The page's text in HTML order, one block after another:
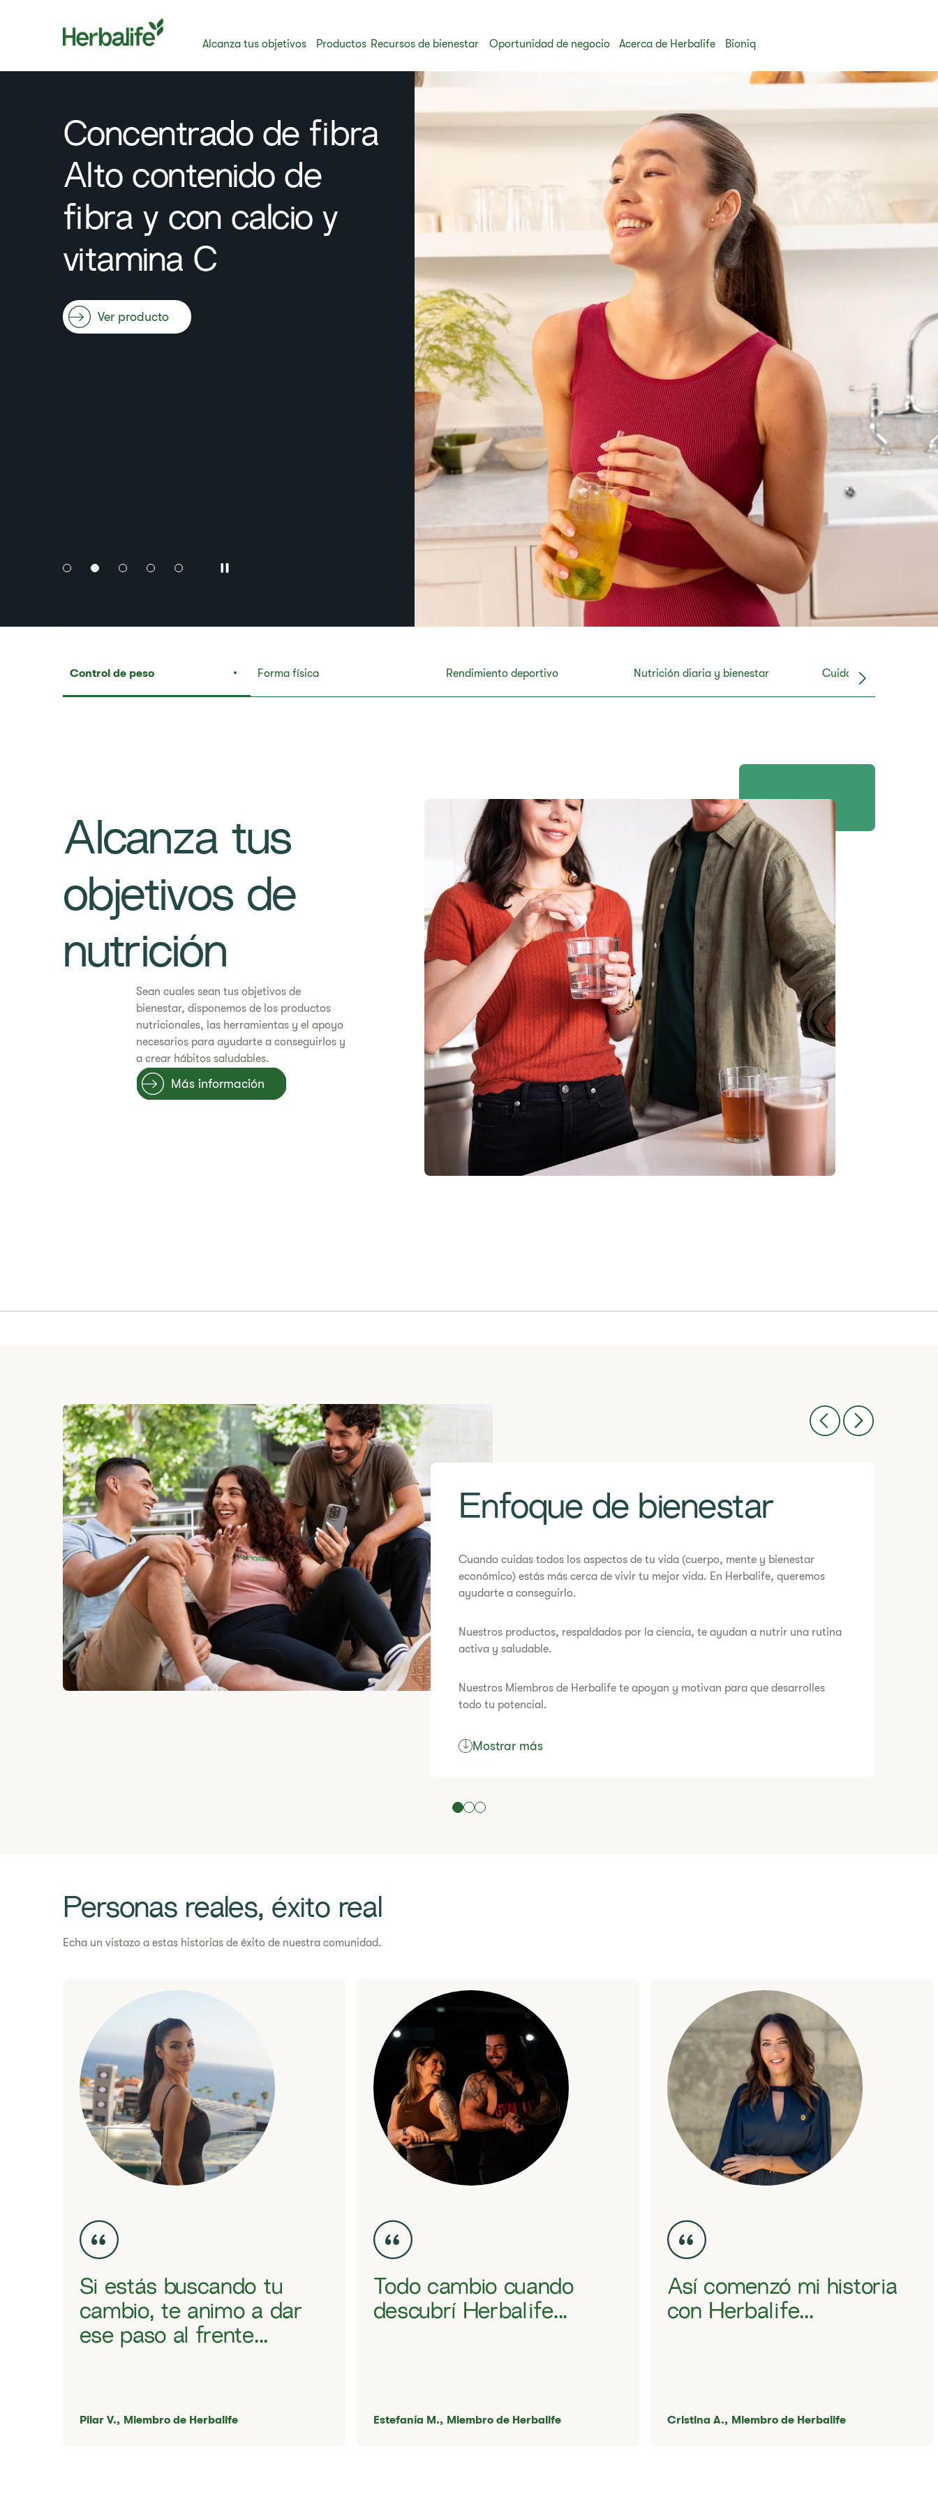
Alcanza tus objetivos Productos Recursos de bienestar Oportunidad de negocio Acerca de Herbalife Bioniq
Concentrado de fibra
Alto contenido de
fibra y con calcio y
vitamina C
Ver producto
Control de peso Forma física Rendimiento deportivo Nutrición diaria y bienestar Cuidado de la piel y el
Alcanza tus
objetivos de
nutrición
Sean cuales sean tus objetivos de
bienestar, disponemos de los productos
nutricionales, las herramientas y el apoyo
necesarios para ayudarte a conseguirlos y
a crear hábitos saludables.
Más información
Enfoque de bienestar
Cuando cuidas todos los aspectos de tu vida (cuerpo, mente y bienestar
económico) estás más cerca de vivir tu mejor vida. En Herbalife, queremos
ayudarte a conseguirlo.
Nuestros productos, respaldados por la ciencia, te ayudan a nutrir una rutina
activa y saludable.
Nuestros Miembros de Herbalife te apoyan y motivan para que desarrolles
todo tu potencial.
Nuestro modelo de negocio te ofrece la oportunidad de obtener ingresos
Para ver lo que suele ganar la mayoría de la gente en un mes, lee nuestra
Declaración de ganancias típicas
Mostrar más
Personas reales, éxito real
Echa un vistazo a estas historias de éxito de nuestra comunidad.
Si estás buscando tu
cambio, te animo a dar
ese paso al frente...
Pilar V., Miembro de Herbalife​
Todo cambio cuando
descubrí Herbalife...
Estefanía M., Miembro de Herbalife
Así comenzó mi historia
con Herbalife...
Cristina A., Miembro de Herbalife